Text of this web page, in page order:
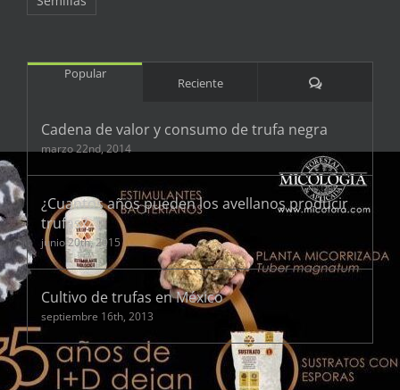
Popular
Reciente Comentarios
Cadena de valor y consumo de trufa negra
marzo 22nd, 2014
¿Cuantos años pueden los avellanos producir
trufas?
junio 20th, 2015
Cultivo de trufas en México
septiembre 16th, 2013